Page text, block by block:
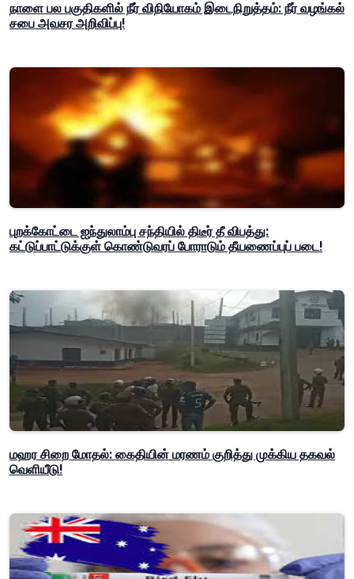
நாளை பல பகுதிகளில் நீர் விநியோகம் இடைநிறுத்தம்: நீர் வழங்கல்
சபை அவசர அறிவிப்பு!
புறக்கோட்டை ஐந்துலாம்பு சந்தியில் திடீர் தீ விபத்து:
கட்டுப்பாட்டுக்குள் கொண்டுவரப் போராடும் தீயணைப்புப் படை!
மஹர சிறை மோதல்: கைதியின் மரணம் குறித்து முக்கிய தகவல்
வெளியீடு!